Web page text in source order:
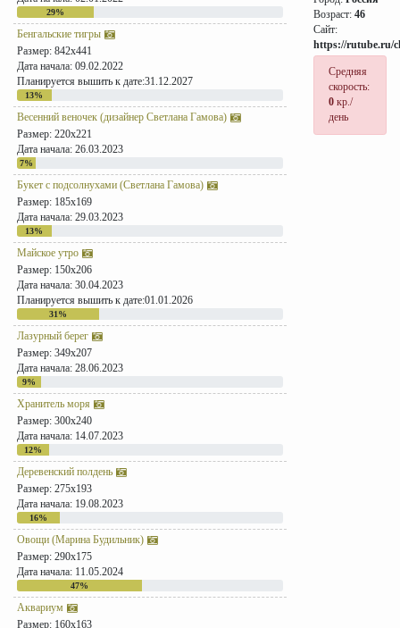
29%
Бенгальские тигры
Размер: 842x441
Дата начала: 09.02.2022
Планируется вышить к дате:31.12.2027
13%
Весенний веночек (дизайнер Светлана Гамова)
Размер: 220x221
Дата начала: 26.03.2023
7%
Букет с подсолнухами (Светлана Гамова)
Размер: 185x169
Дата начала: 29.03.2023
13%
Майское утро
Размер: 150x206
Дата начала: 30.04.2023
Планируется вышить к дате:01.01.2026
31%
Лазурный берег
Размер: 349x207
Дата начала: 28.06.2023
9%
Хранитель моря
Размер: 300x240
Дата начала: 14.07.2023
12%
Деревенский полдень
Размер: 275x193
Дата начала: 19.08.2023
16%
Овощи (Марина Будильник)
Размер: 290x175
Дата начала: 11.05.2024
47%
Аквариум
Размер: 160x163
Возраст: 46
Сайт:
https://rutube.ru/
Средняя
скорость:
0 кр./
день